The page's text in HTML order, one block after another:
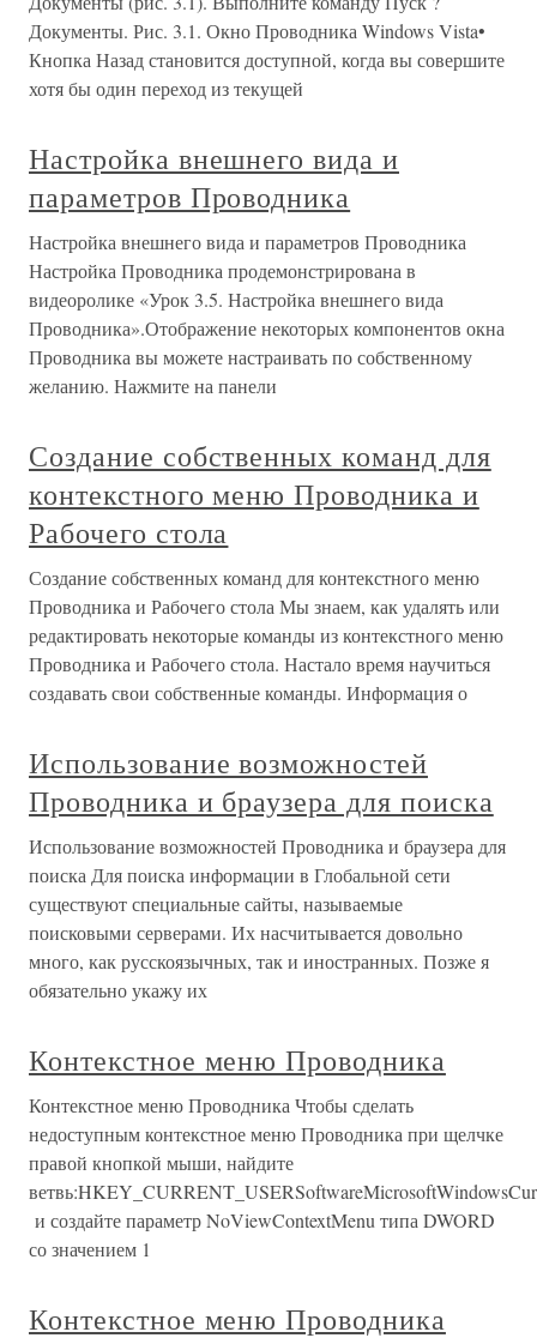
Документы. Рис. 3.1. Окно Проводника Windows Vista•
Кнопка Назад становится доступной, когда вы совершите
хотя бы один переход из текущей
Настройка внешнего вида и
параметров Проводника
Настройка внешнего вида и параметров Проводника
Настройка Проводника продемонстрирована в
видеоролике «Урок 3.5. Настройка внешнего вида
Проводника».Отображение некоторых компонентов окна
Проводника вы можете настраивать по собственному
желанию. Нажмите на панели
Создание собственных команд для
контекстного меню Проводника и
Рабочего стола
Создание собственных команд для контекстного меню
Проводника и Рабочего стола Мы знаем, как удалять или
редактировать некоторые команды из контекстного меню
Проводника и Рабочего стола. Настало время научиться
создавать свои собственные команды. Информация о
Использование возможностей
Проводника и браузера для поиска
Использование возможностей Проводника и браузера для
поиска Для поиска информации в Глобальной сети
существуют специальные сайты, называемые
поисковыми серверами. Их насчитывается довольно
много, как русскоязычных, так и иностранных. Позже я
обязательно укажу их
Контекстное меню Проводника
Контекстное меню Проводника Чтобы сделать
недоступным контекстное меню Проводника при щелчке
правой кнопкой мыши, найдите
и создайте параметр NoViewContextMenu типа DWORD
со значением 1
Контекстное меню Проводника